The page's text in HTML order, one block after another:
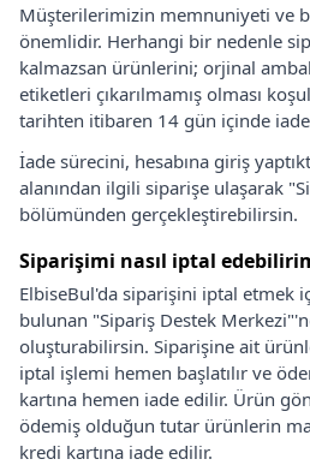
Müşterilerimizin memnuniyeti ve
önemlidir. Herhangi bir nedenle
kalmazsan ürünlerini; orjinal
etiketleri çıkarılmamış olması
tarihten itibaren 14 gün içinde
İade sürecini, hesabına giriş
alanından ilgili siparişe ulaşarak
bölümünden gerçekleştirebilirsin.
Siparişimi nasıl iptal
ElbiseBul'da siparişini iptal etmek
bulunan "Sipariş Destek
oluşturabilirsin. Siparişine ait
iptal işlemi hemen başlatılır ve
kartına hemen iade edilir. Ürün
ödemiş olduğun tutar ürünlerin
kredi kartına iade edilir.